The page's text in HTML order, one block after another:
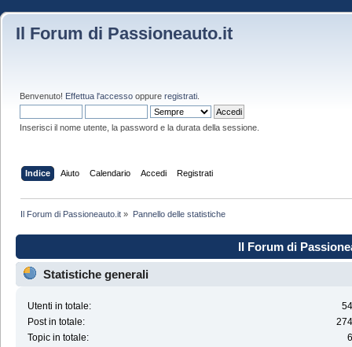
Il Forum di Passioneauto.it
Benvenuto! Effettua l'accesso oppure registrati
Inserisci il nome utente, la password e la durata della sessione.
Indice Aiuto Calendario Accedi Registrati
Il Forum di Passioneauto.it » Pannello delle statistiche
Il Forum di
Statistiche generali
Utenti in totale:
Post in totale:
Topic in totale: